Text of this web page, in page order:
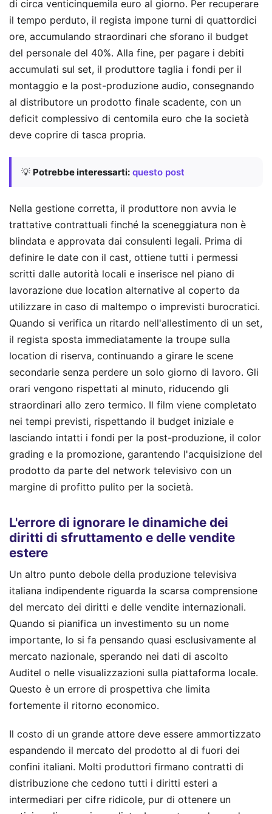
di circa venticinquemila euro al giorno. Per recuperare
il tempo perduto, il regista impone turni di quattordici
ore, accumulando straordinari che sforano il budget
del personale del 40%. Alla fine, per pagare i debiti
accumulati sul set, il produttore taglia i fondi per il
montaggio e la post-produzione audio, consegnando
al distributore un prodotto finale scadente, con un
deficit complessivo di centomila euro che la società
deve coprire di tasca propria.
💡 Potrebbe interessarti: questo post
Nella gestione corretta, il produttore non avvia le
trattative contrattuali finché la sceneggiatura non è
blindata e approvata dai consulenti legali. Prima di
definire le date con il cast, ottiene tutti i permessi
scritti dalle autorità locali e inserisce nel piano di
lavorazione due location alternative al coperto da
utilizzare in caso di maltempo o imprevisti burocratici.
Quando si verifica un ritardo nell'allestimento di un set,
il regista sposta immediatamente la troupe sulla
location di riserva, continuando a girare le scene
secondarie senza perdere un solo giorno di lavoro. Gli
orari vengono rispettati al minuto, riducendo gli
straordinari allo zero termico. Il film viene completato
nei tempi previsti, rispettando il budget iniziale e
lasciando intatti i fondi per la post-produzione, il color
grading e la promozione, garantendo l'acquisizione del
prodotto da parte del network televisivo con un
margine di profitto pulito per la società.
L'errore di ignorare le dinamiche dei
diritti di sfruttamento e delle vendite
estere
Un altro punto debole della produzione televisiva
italiana indipendente riguarda la scarsa comprensione
del mercato dei diritti e delle vendite internazionali.
Quando si pianifica un investimento su un nome
importante, lo si fa pensando quasi esclusivamente al
mercato nazionale, sperando nei dati di ascolto
Auditel o nelle visualizzazioni sulla piattaforma locale.
Questo è un errore di prospettiva che limita
fortemente il ritorno economico.
Il costo di un grande attore deve essere ammortizzato
espandendo il mercato del prodotto al di fuori dei
confini italiani. Molti produttori firmano contratti di
distribuzione che cedono tutti i diritti esteri a
intermediari per cifre ridicole, pur di ottenere un